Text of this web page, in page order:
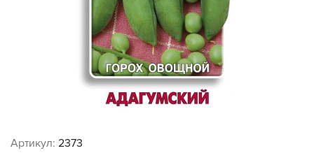
Артикул: 2373